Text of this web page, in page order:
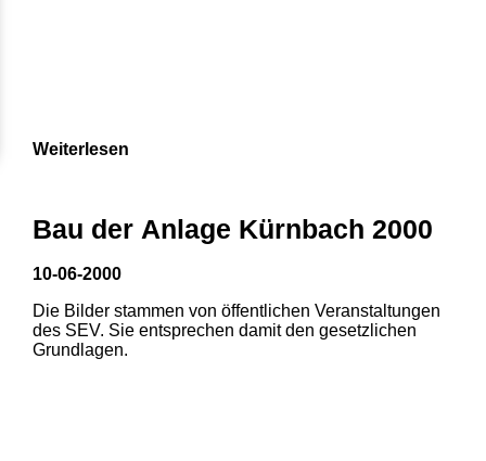
Weiterlesen
Bau der Anlage Kürnbach 2000
10-06-2000
Die Bilder stammen von öffentlichen Veranstaltungen
des SEV. Sie entsprechen damit den gesetzlichen
Grundlagen.